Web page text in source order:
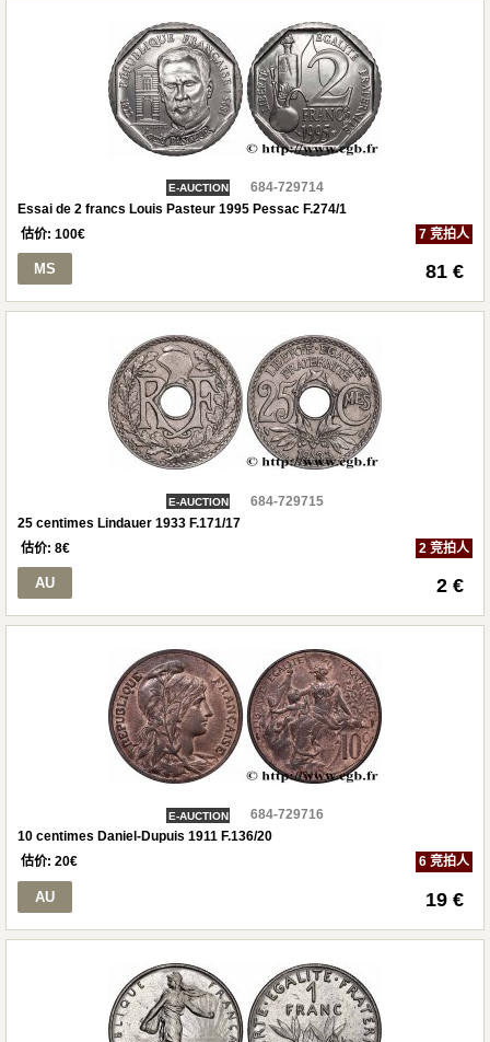
E-AUCTION
684-729714
Essai de 2 francs Louis Pasteur 1995 Pessac F.274/1
估价: 100€ 7 竞拍人
MS 81 €
E-AUCTION
684-729715
25 centimes Lindauer 1933 F.171/17
估价: 8€ 2 竞拍人
AU 2 €
E-AUCTION
684-729716
10 centimes Daniel-Dupuis 1911 F.136/20
估价: 20€ 6 竞拍人
AU 19 €